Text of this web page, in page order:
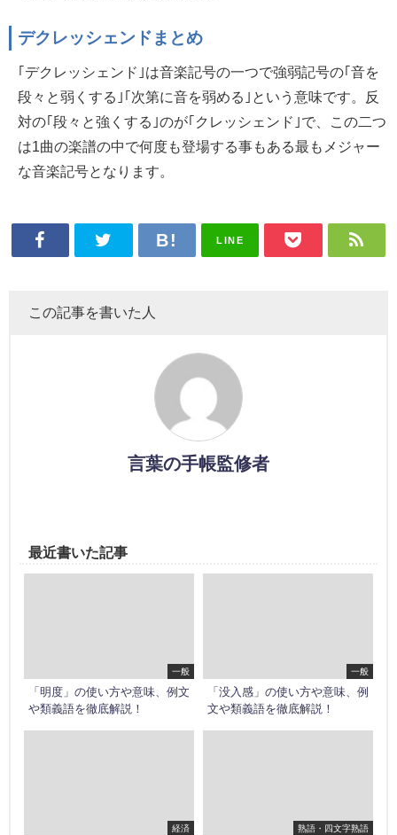
デクレッシェンドまとめ
｢デクレッシェンド｣は音楽記号の一つで強弱記号の｢音を
段々と弱くする｣｢次第に音を弱める｣という意味です。反
対の｢段々と強くする｣のが｢クレッシェンド｣で、この二つ
は1曲の楽譜の中で何度も登場する事もある最もメジャー
な音楽記号となります。
LINE
この記事を書いた人
言葉の手帳監修者
最近書いた記事
一般
「明度」の使い方や意味、例文
や類義語を徹底解説！
一般
「没入感」の使い方や意味、例
文や類義語を徹底解説！
経済 熟語・四文字熟語